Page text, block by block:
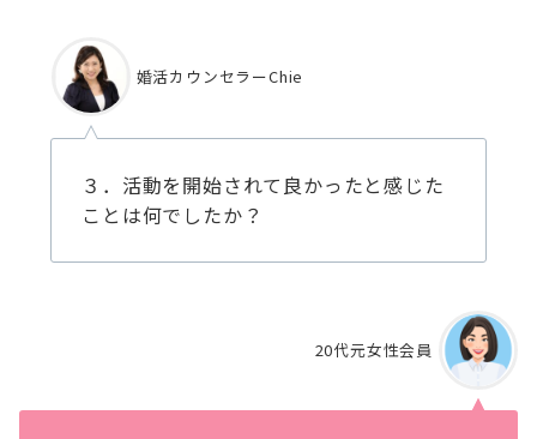
婚活カウンセラーChie
３．活動を開始されて良かったと感じた
ことは何でしたか？
20代元女性会員